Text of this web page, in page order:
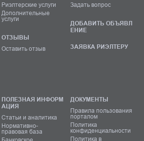
Риэлтерские услуги
Дополнительные
услуги
ОТЗЫВЫ
Оставить отзыв
Задать вопрос
ДОБАВИТЬ ОБЪЯВЛ
ЕНИЕ
ЗАЯВКА РИЭЛТЕРУ
ПОЛЕЗНАЯ ИНФОРМ
АЦИЯ
Статьи и аналитика
Нормативно-
правовая база
ДОКУМЕНТЫ
Правила пользования
порталом
Политика
конфиденциальности
Политика в